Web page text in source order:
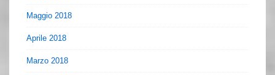
Maggio 2018
Aprile 2018
Marzo 2018